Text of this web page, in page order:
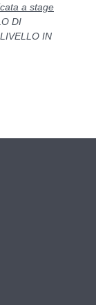
a stage
DI
IN